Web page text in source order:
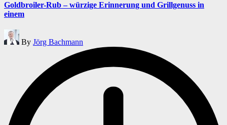
Goldbroiler-Rub – würzige Erinnerung und Grillgenuss in
einem
Posted
by
By Jörg Bachmann